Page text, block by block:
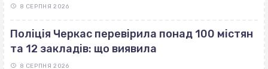
8 СЕРПНЯ 2026
Поліція Черкас перевірила понад 100 містян
та 12 закладів: що виявила
8 СЕРПНЯ 2026